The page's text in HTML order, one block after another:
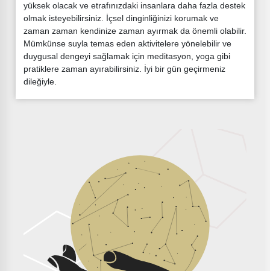
yüksek olacak ve etrafınızdaki insanlara daha fazla destek
olmak isteyebilirsiniz. İçsel dinginliğinizi korumak ve
zaman zaman kendinize zaman ayırmak da önemli olabilir.
Mümkünse suyla temas eden aktivitelere yönelebilir ve
duygusal dengeyi sağlamak için meditasyon, yoga gibi
pratiklere zaman ayırabilirsiniz. İyi bir gün geçirmeniz
dileğiyle.